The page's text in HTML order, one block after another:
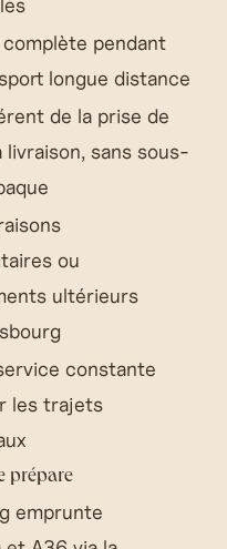
pendant
longue distance
de la prise de
sans sous-
ou
ultérieurs
constante
les trajets
prépare
emprunte